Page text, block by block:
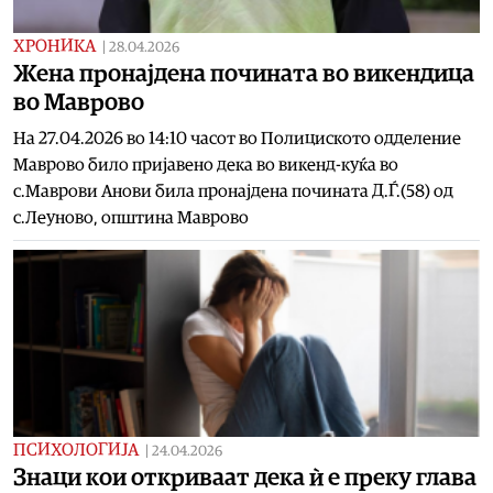
ХРОНИКА 28.04.2026
Жена пронајдена почината во викендица
во Маврово
На 27.04.2026 во 14:10 часот во Полициското одделение
Маврово било пријавено дека во викенд-куќа во
с.Маврови Анови била пронајдена почината Д.Ѓ.(58) од
с.Леуново, општина Маврово
ПСИХОЛОГИЈА 24.04.2026
Знаци кои откриваат дека ѝ е преку глава